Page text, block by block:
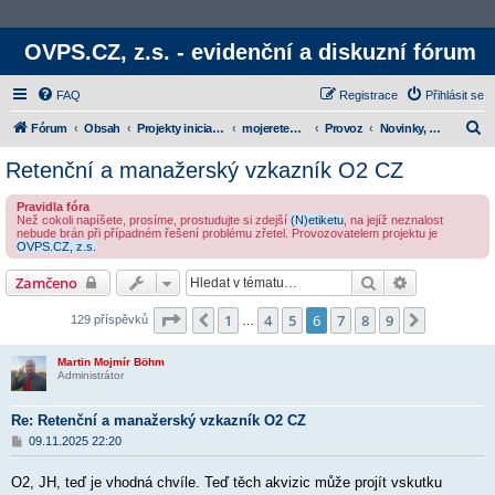
OVPS.CZ, z.s. - evidenční a diskuzní fórum
FAQ Přihlásit se
Registrace
Fórum Obsah Projekty iniciativy mojeretence.cz Provoz Novinky, oznámení a provoz
t
Retenční a manažerský vzkazník O2 CZ
Pravidla fóra
Než cokoli napíšete, prosíme, prostudujte si zdejší (N)etiketu , na jejíž neznalost
nebude brán při případném řešení problému zřetel. Provozovatelem projektu je
OVPS.CZ, z.s.
Zamčeno Hledat
129 příspěvků Stránka 6z 9
Předchozí
1 4 5 6 7 8 9
Martin Mojmír Böhm
Administrátor
Re: Retenční a manažerský vzkazník O2 CZ
P
ř
s
09.11.2025 22:20
O2, JH, teď je vhodná chvíle. Teď těch akvizic může projít vskutku